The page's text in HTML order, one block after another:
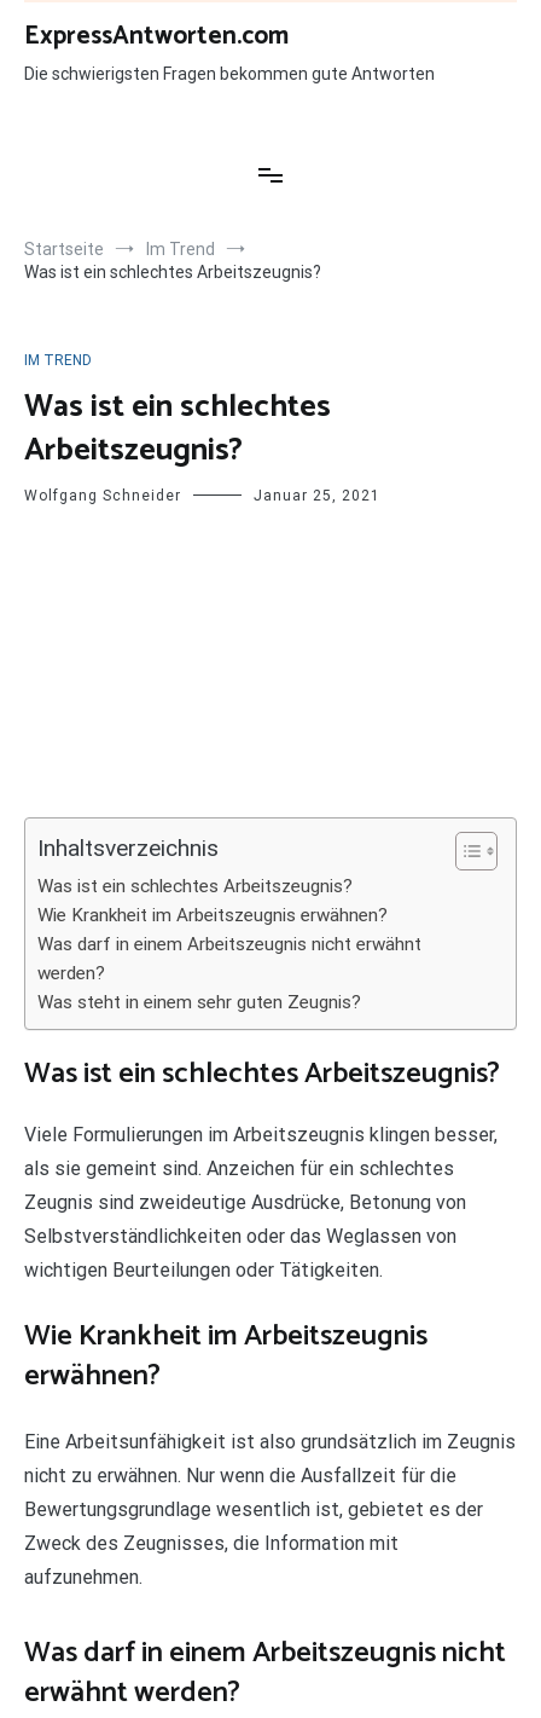
Zum
Inhalt
springen
ExpressAntworten.com
Die schwierigsten Fragen bekommen gute Antworten
Startseite
Im Trend
Was ist ein schlechtes Arbeitszeugnis?
IM TREND
Was ist ein schlechtes
Arbeitszeugnis?
Wolfgang Schneider Januar 25, 2021
Inhaltsverzeichnis
Was ist ein schlechtes Arbeitszeugnis?
Wie Krankheit im Arbeitszeugnis erwähnen?
Was darf in einem Arbeitszeugnis nicht erwähnt
werden?
Was steht in einem sehr guten Zeugnis?
Was ist ein schlechtes Arbeitszeugnis?
Viele Formulierungen im Arbeitszeugnis klingen besser,
als sie gemeint sind. Anzeichen für ein schlechtes
Zeugnis sind zweideutige Ausdrücke, Betonung von
Selbstverständlichkeiten oder das Weglassen von
wichtigen Beurteilungen oder Tätigkeiten.
Wie Krankheit im Arbeitszeugnis
erwähnen?
Eine Arbeitsunfähigkeit ist also grundsätzlich im Zeugnis
nicht zu erwähnen. Nur wenn die Ausfallzeit für die
Bewertungsgrundlage wesentlich ist, gebietet es der
Zweck des Zeugnisses, die Information mit
aufzunehmen.
Was darf in einem Arbeitszeugnis nicht
erwähnt werden?